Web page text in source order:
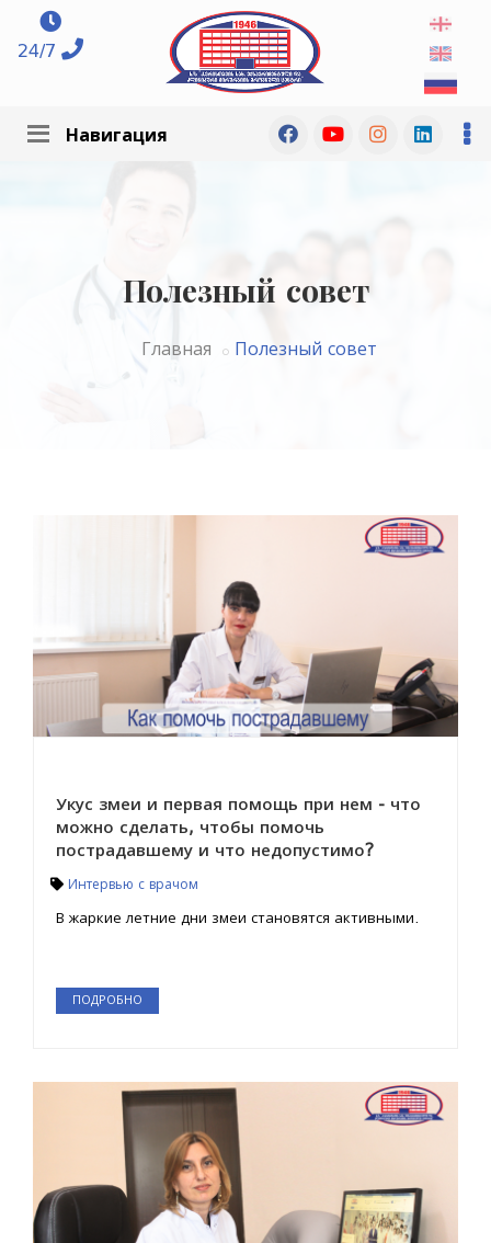
24/7
Навигация
Полезный совет
Главная Полезный совет
Укус змеи и первая помощь при нем - что
можно сделать, чтобы помочь
пострадавшему и что недопустимо?
Интервью с врачом
В жаркие летние дни змеи становятся активными.
ПОДРОБНО